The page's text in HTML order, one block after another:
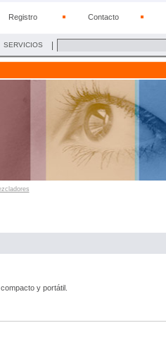
Registro Contacto
SERVICIOS
y portátil.